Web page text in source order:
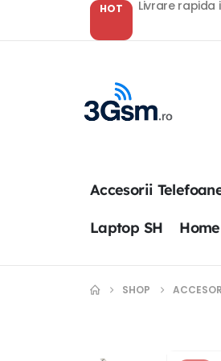
HOT Livrare
Accesorii
Laptop SH
SHOP